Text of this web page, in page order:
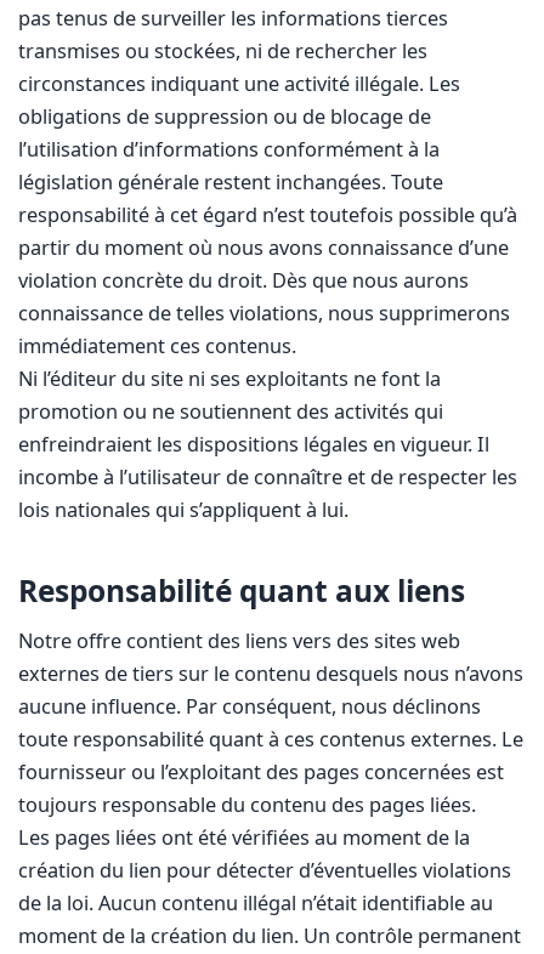
pas tenus de surveiller les informations tierces
transmises ou stockées, ni de rechercher les
circonstances indiquant une activité illégale. Les
obligations de suppression ou de blocage de
l’utilisation d’informations conformément à la
législation générale restent inchangées. Toute
responsabilité à cet égard n’est toutefois possible qu’à
partir du moment où nous avons connaissance d’une
violation concrète du droit. Dès que nous aurons
connaissance de telles violations, nous supprimerons
immédiatement ces contenus.
Ni l’éditeur du site ni ses exploitants ne font la
promotion ou ne soutiennent des activités qui
enfreindraient les dispositions légales en vigueur. Il
incombe à l’utilisateur de connaître et de respecter les
lois nationales qui s’appliquent à lui.
Responsabilité quant aux liens
Notre offre contient des liens vers des sites web
externes de tiers sur le contenu desquels nous n’avons
aucune influence. Par conséquent, nous déclinons
toute responsabilité quant à ces contenus externes. Le
fournisseur ou l’exploitant des pages concernées est
toujours responsable du contenu des pages liées.
Les pages liées ont été vérifiées au moment de la
création du lien pour détecter d’éventuelles violations
de la loi. Aucun contenu illégal n’était identifiable au
moment de la création du lien. Un contrôle permanent